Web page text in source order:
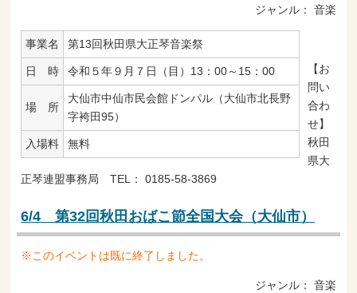
ジャンル： 音楽
事業名 第13回秋田県大正琴音楽祭
日 時 令和５年９月７日（目）13：00～15：00
場 所
大仙市中仙市民会館ドンパル（大仙市北長野
字袴田95）
入場料 無料
【お
問い
合わ
せ】
秋田
県大
正琴連盟事務局 TEL： 0185-58-3869
6/4 第32回秋田おばこ節全国大会（大仙市）
※このイベントは既に終了しました。
ジャンル： 音楽